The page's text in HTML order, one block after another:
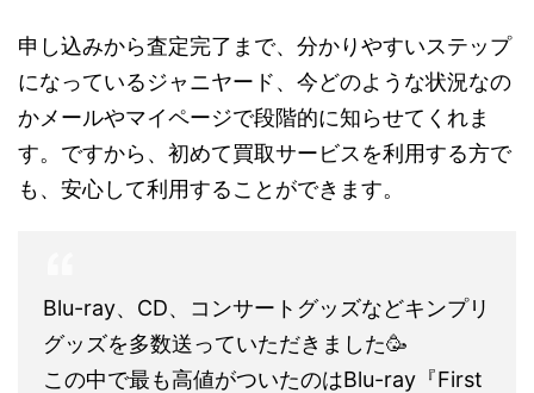
申し込みから査定完了まで、分かりやすいステップ
になっているジャニヤード、今どのような状況なの
かメールやマイページで段階的に知らせてくれま
す。ですから、初めて買取サービスを利用する方で
も、安心して利用することができます。
Blu-ray、CD、コンサートグッズなどキンプリ
グッズを多数送っていただきました🥳
この中で最も高値がついたのはBlu-ray『First